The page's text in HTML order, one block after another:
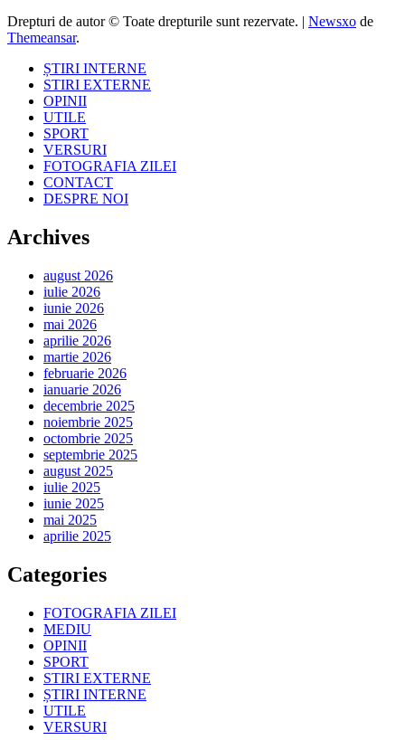
Drepturi de autor © Toate drepturile sunt rezervate. | Newsxo de
Themeansar.
ȘTIRI INTERNE
STIRI EXTERNE
OPINII
UTILE
SPORT
VERSURI
FOTOGRAFIA ZILEI
CONTACT
DESPRE NOI
Archives
august 2026
iulie 2026
iunie 2026
mai 2026
aprilie 2026
martie 2026
februarie 2026
ianuarie 2026
decembrie 2025
noiembrie 2025
octombrie 2025
septembrie 2025
august 2025
iulie 2025
iunie 2025
mai 2025
aprilie 2025
Categories
FOTOGRAFIA ZILEI
MEDIU
OPINII
SPORT
STIRI EXTERNE
ȘTIRI INTERNE
UTILE
VERSURI